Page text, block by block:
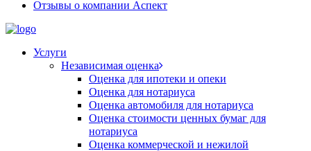
Отзывы о компании Аспект
Услуги
Независимая оценка
Оценка для ипотеки и опеки
Оценка для нотариуса
Оценка автомобиля для нотариуса
Оценка стоимости ценных бумаг для
нотариуса
Оценка коммерческой и нежилой